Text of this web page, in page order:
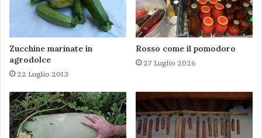
Zucchine marinate in
agrodolce
22 Luglio 2013
Rosso come il pomodoro
27 Luglio 2026